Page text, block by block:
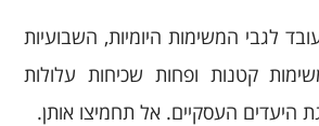
לגבי המשימות היומיות, השבועיות
קטנות ופחות שכיחות עלולות
היעדים העסקיים. אל תחמיצו אותן.